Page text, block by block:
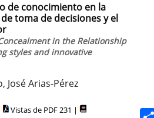
de conocimiento en la
toma de decisiones y el
in the Relationship
styles and innovative
José Arias-Pérez
Vistas de PDF 231 |